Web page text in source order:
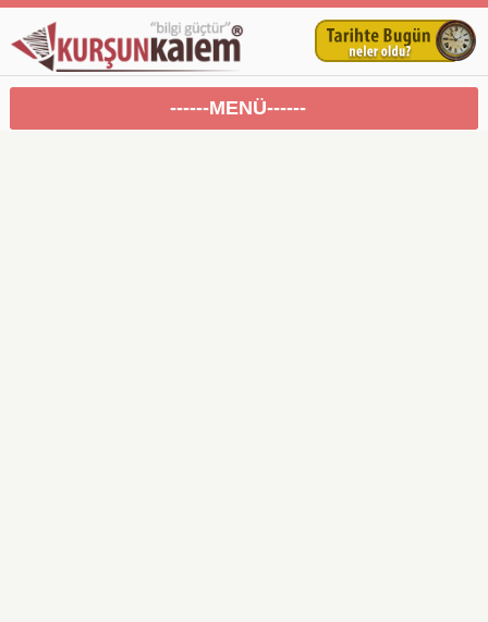
------MENÜ------